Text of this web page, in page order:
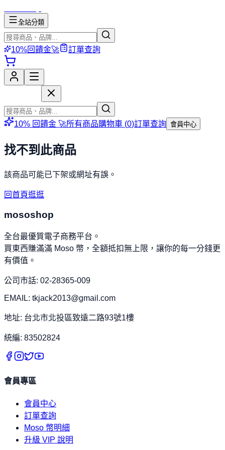
全站分類
10%回饋金🚀 訂單查詢
10% 回饋金 🚀所有商品購物車 (0)訂單查詢 會員中心
找不到此商品
該商品可能已下架或網址有誤。
回首頁逛逛
mososhop
全台最優質電子商務平台。
買東西賺滿滿 Moso 幣，全額抵扣無上限，讓你的每一分錢更
有價值。
公司市話: 02-28365-009
EMAIL: tkjack2013@gmail.com
地址: 台北市北投區致遠二路93號1樓
統編: 83502824
會員專區
會員中心
訂單查詢
Moso 幣明細
升級 VIP 說明